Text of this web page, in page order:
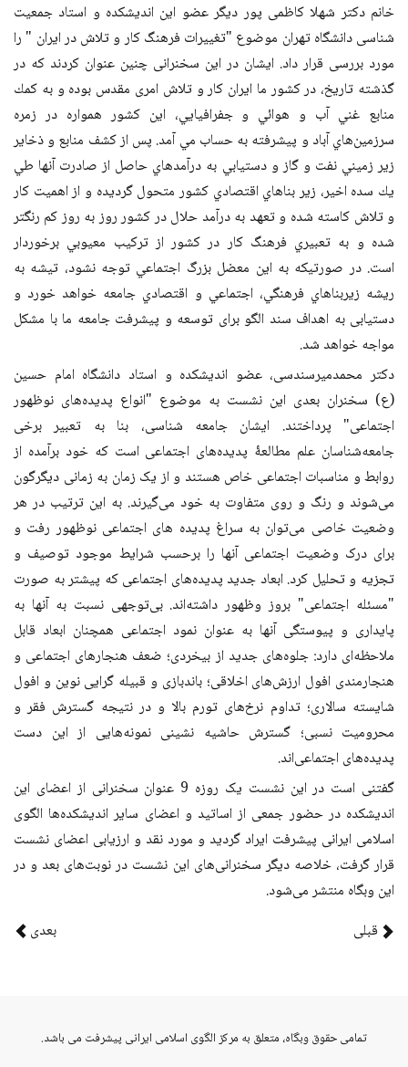
خانم دکتر شهلا کاظمی پور دیگر عضو این اندیشکده و استاد جمعیت
شناسی دانشگاه تهران موضوع "تغییرات فرهنگ کار و تلاش در ایران " را
مورد بررسی قرار داد. ایشان در این سخنرانی چنین عنوان کردند که در
گذشته تاريخ، در كشور ما ايران كار و تلاش امری مقدس بوده و به كمك
منابع غني آب و هوائي و جفرافيايي، اين كشور همواره در زمره
سرزمين‌هاي آباد و پيشرفته به حساب مي آمد. ‌پس از كشف منابع و ذخاير
زير زميني نفت و گاز و دستيابي به درآمدهاي حاصل از صادرت آنها طي
يك سده اخير، زير بناهاي اقتصادي كشور متحول گرديده و از اهميت كار
و تلاش كاسته شده و تعهد به درآمد حلال در كشور روز به روز كم رنگتر
شده و به تعبيري فرهنگ كار در كشور از تركيب معيوبي برخوردار
است. ‌در صورتيكه به اين معضل بزرگ اجتماعي توجه نشود، تيشه به
ريشه زيربناهاي فرهنگي، اجتماعي و اقتصادي جامعه خواهد خورد و
دستیابی به اهداف سند الگو برای توسعه و پیشرفت جامعه ما با مشکل
مواجه خواهد شد.
دکتر محمدمیرسندسی، عضو اندیشکده و استاد دانشگاه امام حسین
(ع) سخنران بعدی این نشست به موضوع "انواع پدیده‌های نوظهور
اجتماعی" پرداختند. ایشانجامعه شناسی، بنا به تعبیر برخی
جامعه‌شناسان علم مطالعۀ پدیده‌های اجتماعی است که خود برآمده از
روابط و مناسبات اجتماعی خاص هستند و از یک زمان به زمانی دیگرگون
می‌شوند و رنگ و روی متفاوت به خود می‌گیرند. به این ترتیب در هر
وضعیت خاصی می‌توان به سراغ پدیده های اجتماعی نوظهور رفت و
برای درک وضعیت اجتماعی آنها را برحسب شرایط موجود توصیف و
تجزیه و تحلیل کرد. ابعاد جدید پدیده‌های اجتماعی که پیشتر به صورت
"مسئله اجتماعی" بروز وظهور داشته‌اند. بی‌توجهی نسبت به آنها به
پایداری و پیوستگی آنها به عنوان نمود اجتماعی همچنان ابعاد قابل
ملاحظه‌ای دارد: جلوه‌های جدید از بیخردی؛ ضعف هنجارهای اجتماعی و
هنجارمندی افول ارزش‌های اخلاقی؛ باندبازی و قبیله گرایی نوین و افول
شایسته سالاری؛ تداوم نرخ‌های تورم بالا و در نتیجه گسترش فقر و
محرومیت نسبی؛ گسترش حاشیه نشینی نمونه‌هایی از این دست
پدیده‌های اجتماعی‌اند.
گفتنی است در این نشست یک روزه 9 عنوان سخنرانی از اعضای این
اندیشکده در حضور جمعی از اساتید و اعضای سایر اندیشکده‌ها الگوی
اسلامی ایرانی پیشرفت ایراد گردید و مورد نقد و ارزیابی اعضای نشست
قرار گرفت، خلاصه‌ دیگر سخنرانی‎‌های این نشست در نوبت‌های بعد و در
این وبگاه منتشر می‌شود.
قبلی
بعدی
vahidتمامی حقوق وبگاه، متعلق به مرکز الگوی اسلامی ایرانی پیشرفت می باشد.